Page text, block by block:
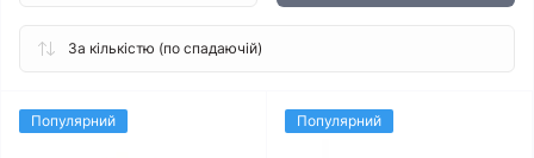
Популярний Популярний